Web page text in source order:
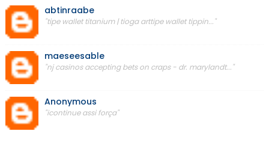
abtinraabe
"tipe wallet titanium | tioga arttipe wallet tippin..."
maeseesable
"nj casinos accepting bets on craps - dr. marylandt..."
Anonymous
"icontinue assi força"